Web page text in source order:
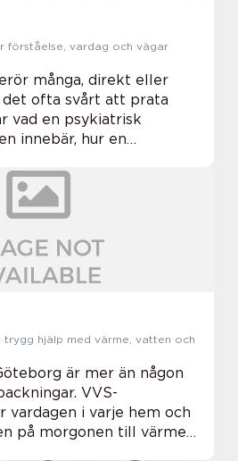
många, direkt eller
det ofta svårt att prata
vad en psykiatrisk
innebär, hur en
minskar skulden och
är mer än någon
VVS-
vardagen i varje hem och
på morgonen till värmen